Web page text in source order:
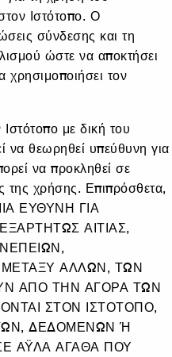
Ιστότοπο. Ο
σύνδεσης και τη
ώστε να αποκτήσει
χρησιμοποιήσει τον
με δική του
θεωρηθεί υπεύθυνη για
να προκληθεί σε
της χρήσης. Επιπρόσθετα,
ΕΥΘΥΝΗ ΓΙΑ
ΑΙΤΙΑΣ,
ΑΛΛΩΝ, ΤΩΝ
ΑΠΟ ΤΗΝ ΑΓΟΡΑ ΤΩΝ
ΣΤΟΝ ΙΣΤΟΤΟΠΟ,
ΔΕΔΟΜΕΝΩΝ Ή
ΑΫΛΑ ΑΓΑΘΑ ΠΟΥ